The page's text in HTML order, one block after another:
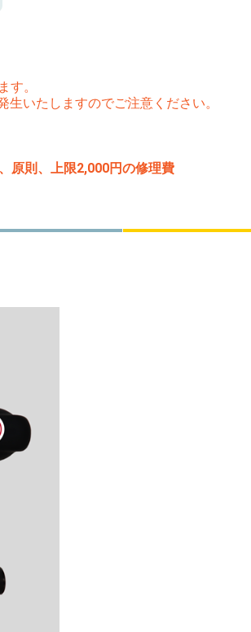
す。
いたしますのでご注意ください。
原則、上限2,000円の修理費